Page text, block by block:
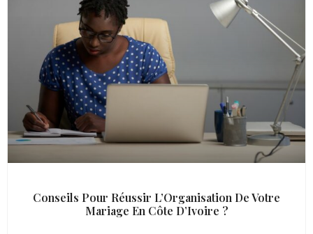
Conseils Pour Réussir L’Organisation De Votre
Mariage En Côte D’Ivoire ?